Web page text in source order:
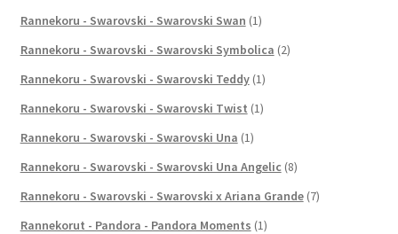
Rannekoru - Swarovski - Swarovski Swan (1)
Rannekoru - Swarovski - Swarovski Symbolica (2)
Rannekoru - Swarovski - Swarovski Teddy (1)
Rannekoru - Swarovski - Swarovski Twist (1)
Rannekoru - Swarovski - Swarovski Una (1)
Rannekoru - Swarovski - Swarovski Una Angelic (8)
Rannekoru - Swarovski - Swarovski x Ariana Grande (7)
Rannekorut - Pandora - Pandora Moments (1)